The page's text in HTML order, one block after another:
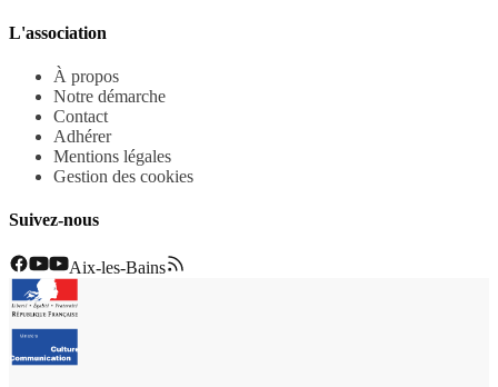
L'association
À propos
Notre démarche
Contact
Adhérer
Mentions légales
Gestion des cookies
Suivez-nous
Aix-les-Bains